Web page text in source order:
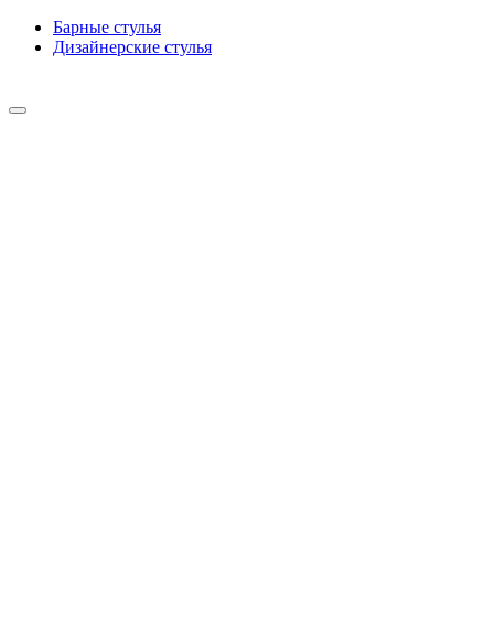
Барные cтулья
Дизайнерские cтулья